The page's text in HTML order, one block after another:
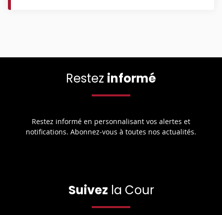
Restez informé
Restez informé en personnalisant vos alertes et
notifications. Abonnez-vous à toutes nos actualités.
Suivez la Cour